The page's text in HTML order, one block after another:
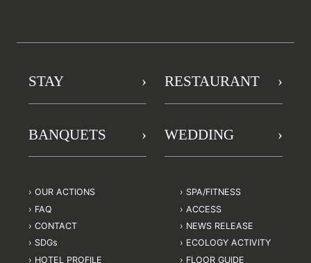
STAY RESTAURANT
BANQUETS WEDDING
OUR ACTIONS
SPA/FITNESS
FAQ
ACCESS
CONTACT
NEWS RELEASE
SDGs
ECOLOGY ACTIVITY
HOTEL PROFILE
FLOOR GUIDE